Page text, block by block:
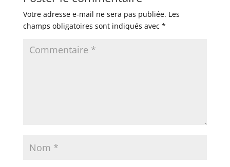
Votre adresse e-mail ne sera pas publiée. Les
champs obligatoires sont indiqués avec *